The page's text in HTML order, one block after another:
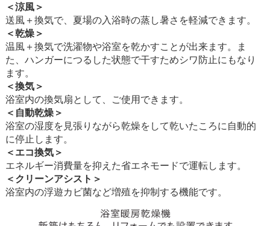
＜涼風＞
送風＋換気で、夏場の入浴時の蒸し暑さを軽減できます。
＜乾燥＞
温風＋換気で洗濯物や浴室を乾かすことが出来ます。ま
た、ハンガーにつるした状態で干すためシワ防止にもなり
ます。
＜換気＞
浴室内の換気扇として、ご使用できます。
＜自動乾燥＞
浴室の湿度を見張りながら乾燥をして乾いたころに自動的
に停止します。
＜エコ換気＞
エネルギー消費量を抑えた省エネモードで運転します。
＜クリーンアシスト＞
浴室内の浮遊カビ菌など増殖を抑制する機能です。